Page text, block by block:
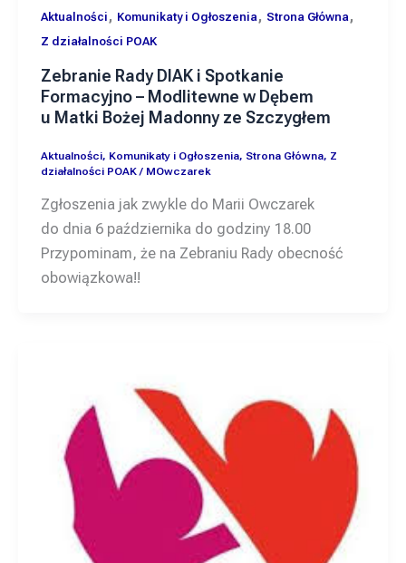
Aktualności , Komunikaty i Ogłoszenia, Strona Główna,
Z działalności POAK
Zebranie Rady DIAK i Spotkanie
Formacyjno – Modlitewne w Dębem
u Matki Bożej Madonny ze Szczygłem
Aktualności, Komunikaty i Ogłoszenia, Strona Główna, Z
działalności POAK/ MOwczarek
Zgłoszenia jak zwykle do Marii Owczarek
do dnia 6 października do godziny 18.00
Przypominam, że na Zebraniu Rady obecność
obowiązkowa!!